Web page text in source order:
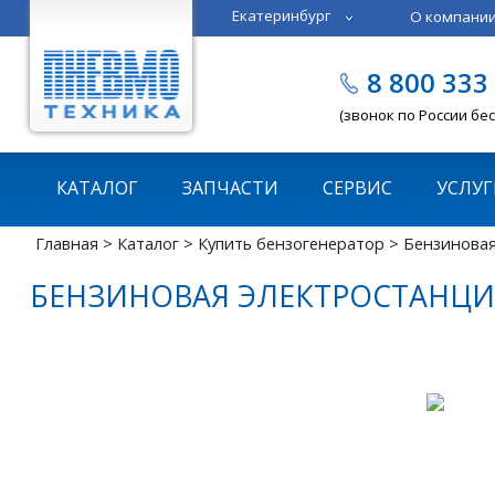
Екатеринбург
О
8 800
(звонок по России
КАТАЛОГ ЗАПЧАСТИ СЕРВИС
Главная > Каталог> Купить бензогенератор >
БЕНЗИНОВАЯ ЭЛЕКТРОСТАНЦИЯ